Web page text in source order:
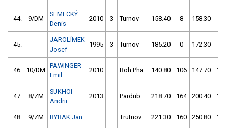
44. 9/DM
SEMECKÝ
Denis
2010 3 Turnov 158.40 8 158.30
45.
JAROLÍMEK
Josef
1995 3 Turnov 185.20 0 172.30
46. 10/DM
PAWINGER
Emil
2010 Boh.Pha 140.80 106 147.70
47. 8/ZM
SUKHOI
Andrii
2013 Pardub. 218.70 164 200.40
48. 9/ZM RYBAK Jan Trutnov 221.30 160 250.80